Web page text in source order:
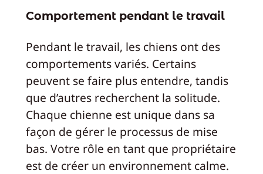
Comportement pendant le travail
Pendant le travail, les chiens ont des
comportements variés. Certains
peuvent se faire plus entendre, tandis
que d’autres recherchent la solitude.
Chaque chienne est unique dans sa
façon de gérer le processus de mise
bas. Votre rôle en tant que propriétaire
est de créer un environnement calme.